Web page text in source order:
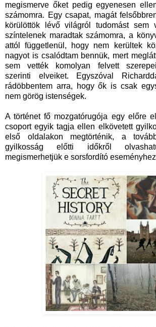
megismerve őket pedig egyenesen
számomra. Egy csapat, magát
körülöttök lévő világról tudomást sem
színtelenek maradtak számomra, a
attól függetlenül, hogy nem kerültek
nagyot is csalódtam bennük, mert
sem vették komolyan felvett
szerinti elveiket. Egyszóval
rádöbbentem arra, hogy ők is csak
nem görög istenségek.
A történet fő mozgatórugója egy előre
csoport egyik tagja ellen elkövetett
első oldalakon megtörténik, a
gyilkosság előtti időkről
megismerhetjük e sorsfordító